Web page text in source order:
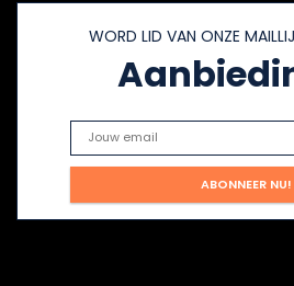
WORD LID VAN ONZE